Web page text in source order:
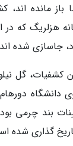
باز مانده
جاسازی شده
کشفیات، گل
دانشگاه
بند چرمی